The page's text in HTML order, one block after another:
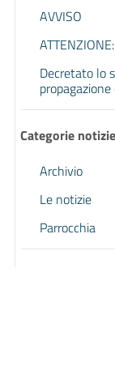
AVVISO
Decretato lo
Categorie notizie
Archivio
Le notizie
Parrocchia